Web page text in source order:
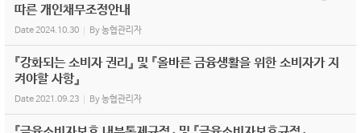
따른 개인채무조정안내
Date2024.10.30 By농협관리자
『강화되는 소비자 권리』 및 『올바른 금융생활을 위한 소비자가 지
켜야할 사항』
Date2021.09.23 By농협관리자